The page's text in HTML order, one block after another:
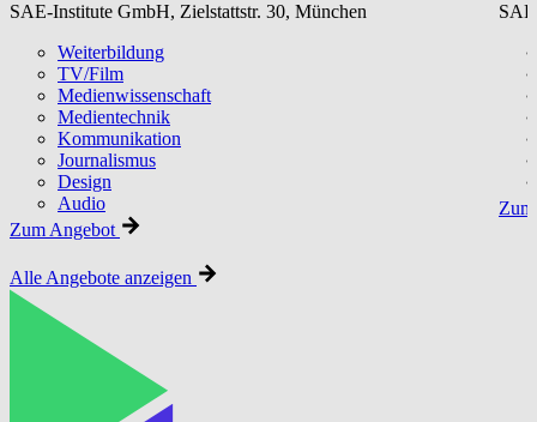
SAE-Institute GmbH, Zielstattstr. 30, München
Weiterbildung
TV/Film
Medienwissenschaft
Medientechnik
Kommunikation
Journalismus
Design
Audio
Zum Angebot
Alle Angebote anzeigen